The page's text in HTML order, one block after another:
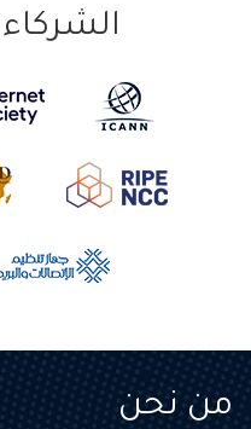
من نحن